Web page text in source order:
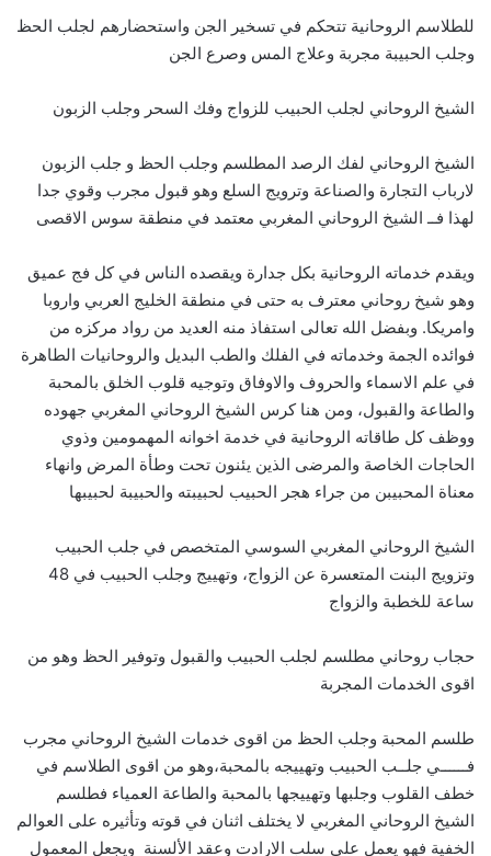
للطلاسم الروحانية تتحكم في تسخير الجن واستحضارهم لجلب الحظ
وجلب الحبيبة مجربة وعلاج المس وصرع الجن
الشيخ الروحاني لجلب الحبيب للزواج وفك السحر وجلب الزبون
الشيخ الروحاني لفك الرصد المطلسم وجلب الحظ و جلب الزبون
لارباب التجارة والصناعة وترويج السلع وهو قبول مجرب وقوي جدا
لهذا فــ الشيخ الروحاني المغربي معتمد في منطقة سوس الاقصى
ويقدم خدماته الروحانية بكل جدارة ويقصده الناس في كل فج عميق
وهو شيخ روحاني معترف به حتى في منطقة الخليج العربي واروبا
وامريكا. وبفضل الله تعالى استفاذ منه العديد من رواد مركزه من
فوائده الجمة وخدماته في الفلك والطب البديل والروحانيات الطاهرة
في علم الاسماء والحروف والاوفاق وتوجيه قلوب الخلق بالمحبة
والطاعة والقبول، ومن هنا كرس الشيخ الروحاني المغربي جهوده
ووظف كل طاقاته الروحانية في خدمة اخوانه المهمومين وذوي
الحاجات الخاصة والمرضى الذين يئنون تحت وطأة المرض وانهاء
معناة المحبيبن من جراء هجر الحبيب لحبيبته والحبيبة لحبيبها
الشيخ الروحاني المغربي السوسي المتخصص في جلب الحبيب
وتزويج البنت المتعسرة عن الزواج، وتهييج وجلب الحبيب في 48
ساعة للخطبة والزواج
حجاب روحاني مطلسم لجلب الحبيب والقبول وتوفير الحظ وهو من
اقوى الخدمات المجربة
طلسم المحبة وجلب الحظ من اقوى خدمات الشيخ الروحاني مجرب
فــــــي جلــب الحبيب وتهييجه بالمحبة،وهو من اقوى الطلاسم في
خطف القلوب وجلبها وتهييجها بالمحبة والطاعة العمياء فطلسم
الشيخ الروحاني المغربي لا يختلف اثنان في قوته وتأثيره على العوالم
الخفية فهو يعمل على سلب الارادت وعقد الألسنة ويجعل المعمول